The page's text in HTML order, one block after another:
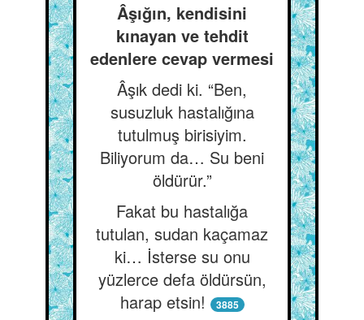
Âşığın, kendisini
kınayan ve tehdit
edenlere cevap vermesi
Âşık dedi ki. “Ben,
susuzluk hastalığına
tutulmuş birisiyim.
Biliyorum da… Su beni
öldürür.”
Fakat bu hastalığa
tutulan, sudan kaçamaz
ki… İsterse su onu
yüzlerce defa öldürsün,
harap etsin!
3885